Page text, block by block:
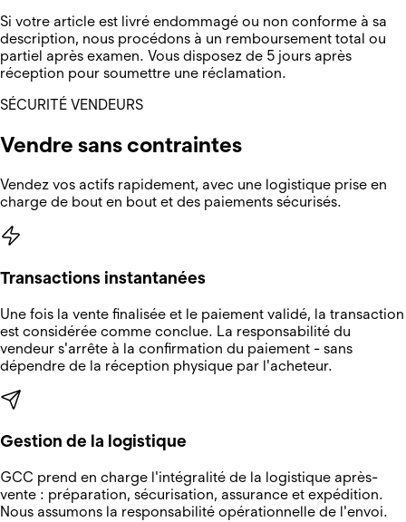
Si votre article est livré endommagé ou non conforme à sa
description, nous procédons à un remboursement total ou
partiel après examen. Vous disposez de 5 jours après
réception pour soumettre une réclamation.
SÉCURITÉ VENDEURS
Vendre sans contraintes
Vendez vos actifs rapidement, avec une logistique prise en
charge de bout en bout et des paiements sécurisés.
Transactions instantanées
Une fois la vente finalisée et le paiement validé, la transaction
est considérée comme conclue. La responsabilité du
vendeur s'arrête à la confirmation du paiement - sans
dépendre de la réception physique par l'acheteur.
Gestion de la logistique
GCC prend en charge l'intégralité de la logistique après-
vente : préparation, sécurisation, assurance et expédition.
Nous assumons la responsabilité opérationnelle de l'envoi.